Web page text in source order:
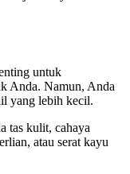
untuk
Anda. Namun, Anda
yang lebih kecil.
tas kulit, cahaya
atau serat kayu